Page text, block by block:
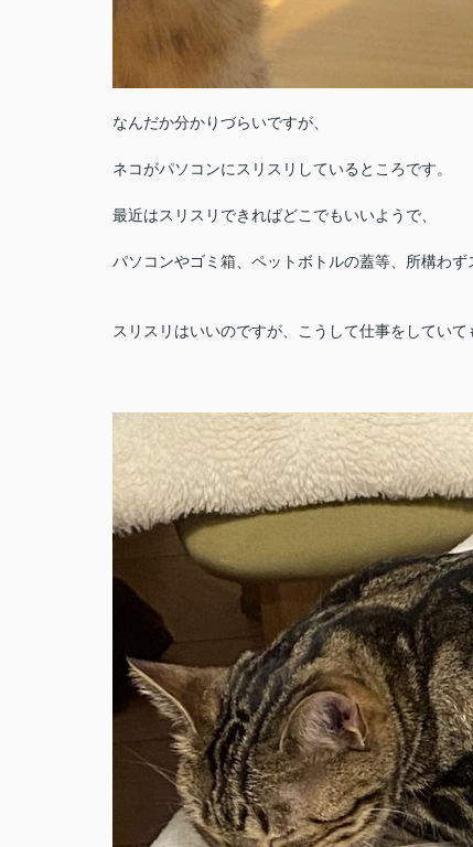
なんだか分かりづらいですが、
ネコがパソコンにスリスリしているところです。
最近はスリスリできればどこでもいいようで、
パソコンやゴミ箱、ペットボトルの蓋等、所構わず
スリスリはいいのですが、こうして仕事をしていて